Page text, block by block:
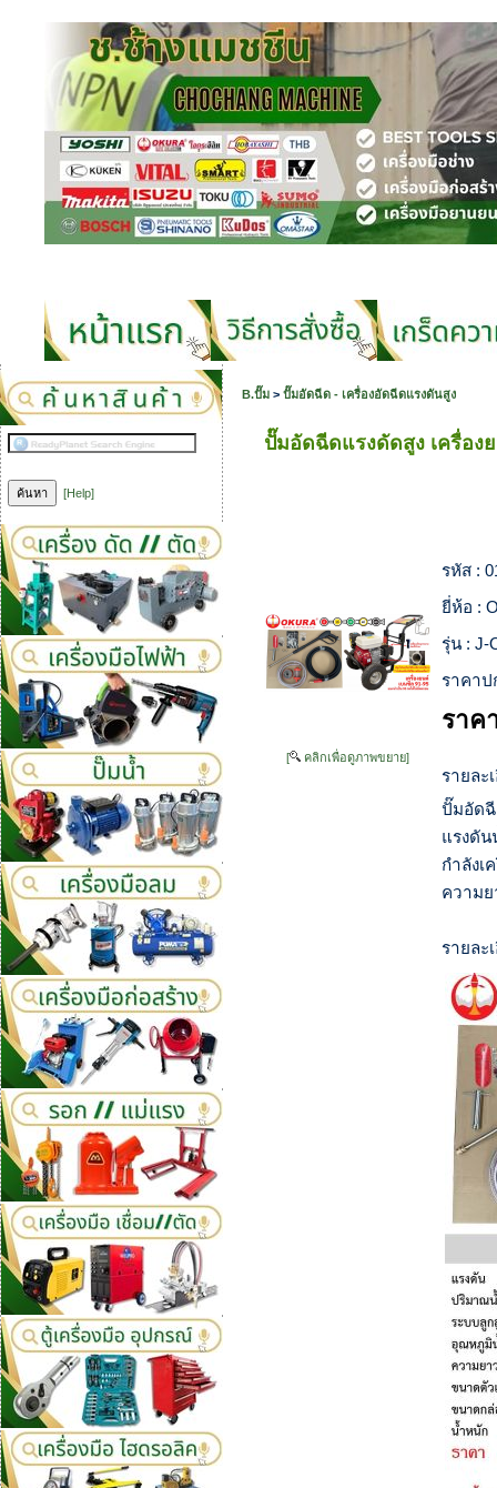
[Help]
B.ปั๊ม > ปั๊มอัดฉีด - เครื่องอัดฉีดแรงดันสูง
ปั๊มอัดฉีดแรงดัดสูง เครื่อง
[ คลิกเพื่อดูภาพขยาย]
รหัส :
ยี่ห้อ :
รุ่น : J-
ราคา
ราค
รายละ
ปั๊มอัดฉี
แรงดัน
กำลังเ
ความย
รายละ